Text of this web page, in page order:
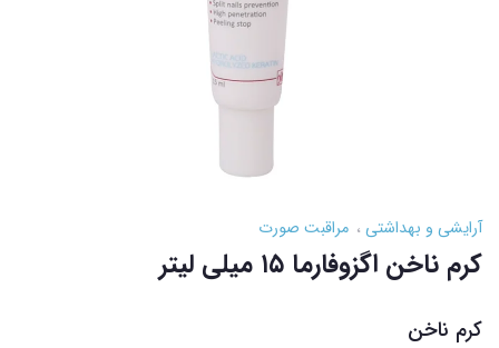
آرایشی و بهداشتی مراقبت صورت
کرم ناخن اگزوفارما ۱۵ میلی لیتر
کرم ناخن